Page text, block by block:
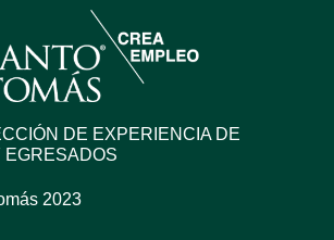
DE EXPERIENCIA DE
EGRESADOS
2023